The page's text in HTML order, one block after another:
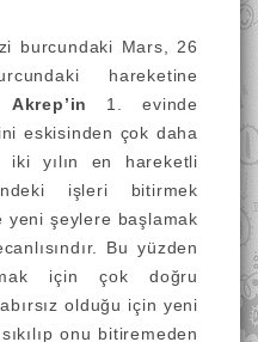
burcundaki Mars, 26
hareketine
Akrep’in
1. evinde
eskisinden çok daha
iki yılın en hareketli
işleri bitirmek
yeni şeylere başlamak
Bu yüzden
için çok doğru
olduğu için yeni
onu bitiremeden